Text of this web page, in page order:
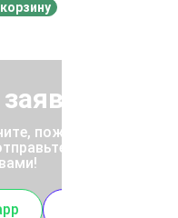
пожалуйста, по
заявку, и мы